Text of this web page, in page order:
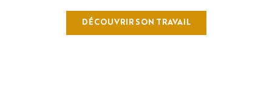
DÉCOUVRIR SON TRAVAIL